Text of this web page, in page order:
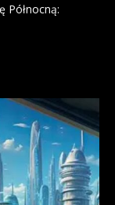
Północną: